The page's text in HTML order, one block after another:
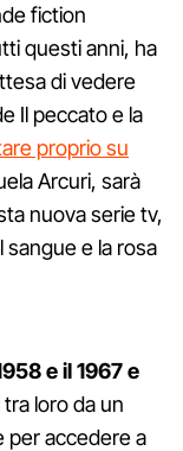
fiction
questi anni, ha
di vedere
Il peccato e la
proprio su
Arcuri, sarà
nuova serie tv,
sangue e la rosa
e il 1967 e
tra loro da un
per accedere a